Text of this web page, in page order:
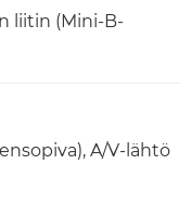
liitin (Mini-B-
A/V-lähtö